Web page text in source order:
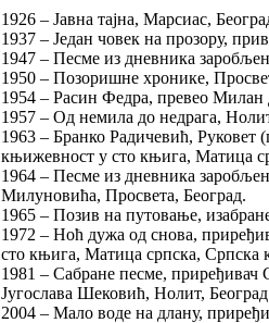
1926 – Јавна тајна, Марсиас,
1937 – Један човек на прозору,
1947 – Песме из дневника
1950 – Позоришне хронике,
1954 – Расин Федра, превео Милан
1957 – Од немила до недрага,
1963 – Бранко Радичевић,
књижевност у сто књига, Матица
1964 – Песме из дневника
Милуновића, Просвета, Београд.
1965 – Позив на путовање,
1972 – Ноћ дужа од снова,
сто књига, Матица српска, Српска
1981 – Сабране песме,
Југослава Шековић, Нолит,
2004 – Мало воде на длану,